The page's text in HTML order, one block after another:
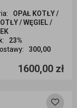
:
OPAŁ KOTŁY /
/ WĘGIEL /
:
23%
: 300,00
1600,00 zł
sztuk